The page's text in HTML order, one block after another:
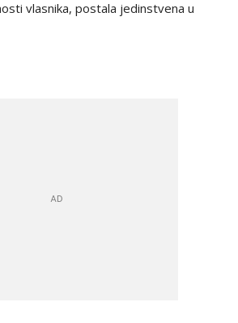
vlasnika, postala jedinstvena u